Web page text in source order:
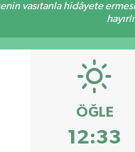
vasıtanla hidâyete
ÖĞLE
12:33